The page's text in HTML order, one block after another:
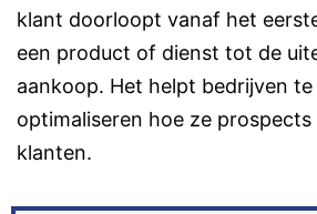
klant doorloopt vanaf het
een product of dienst tot de
aankoop. Het helpt bedrijven
optimaliseren hoe ze
klanten.